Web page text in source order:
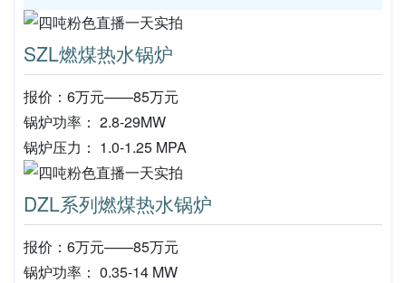
SZL燃煤热水锅炉
报价：6万元——85万元
锅炉功率： 2.8-29MW
锅炉压力： 1.0-1.25 MPA
DZL系列燃煤热水锅炉
报价：6万元——85万元
锅炉功率： 0.35-14 MW